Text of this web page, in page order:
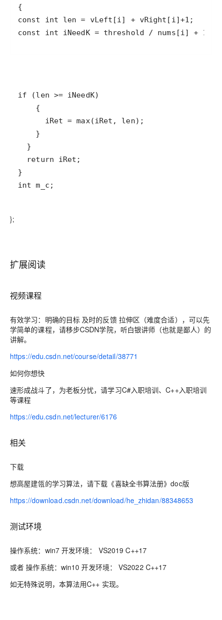
const int iNeedK = threshold / nums[i] + 1;
int m_c;
};
扩展阅读
视频课程
有效学习：明确的目标 及时的反馈 拉伸区（难度合适），可以先
学简单的课程，请移步CSDN学院，听白银讲师（也就是鄙人）的
讲解。
https://edu.csdn.net/course/detail/38771
如何你想快
速形成战斗了，为老板分忧，请学习C#入职培训、C++入职培训
等课程
https://edu.csdn.net/lecturer/6176
相关
下载
想高屋建瓴的学习算法，请下载《喜缺全书算法册》doc版
https://download.csdn.net/download/he_zhidan/88348653
测试环境
操作系统：win7 开发环境： VS2019C++17
或者 操作系统：win10 开发环境： VS2022 C++17
如无特殊说明，本算法用C++ 实现。